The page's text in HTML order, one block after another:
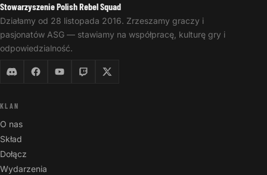
Stowarzyszenie Polish Rebel Squad
Działamy od 28 listopada 2016. Zrzeszamy graczy i
pasjonatów ASG — stawiamy na współpracę, kulturę gry i
odpowiedzialność.
KLAN
O nas
Skład
Dołącz
Wydarzenia